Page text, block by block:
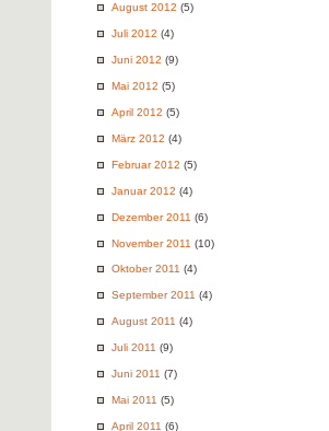
August 2012 (5)
Juli 2012 (4)
Juni 2012 (9)
Mai 2012 (5)
April 2012 (5)
März 2012 (4)
Februar 2012 (5)
Januar 2012 (4)
Dezember 2011 (6)
November 2011 (10)
Oktober 2011 (4)
September 2011 (4)
August 2011 (4)
Juli 2011 (9)
Juni 2011 (7)
Mai 2011 (5)
April 2011 (6)